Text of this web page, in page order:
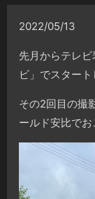
2022/05/13
先月からテレ
ビ」でスター
その2回目の撮
ールド安比でお